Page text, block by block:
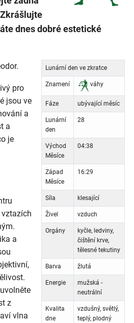
dnes dobré estetické
Lunární den ve zkratce
Znamení váhy
Fáze ubývající měsíc
Lunární
den
28
Východ
Měsíce
04:38
Západ
Měsíce
16:29
Síla klesající
Živel vzduch
Orgány
kyčle, ledviny,
čištění krve,
tělesné tekutiny
Barva žlutá
Energie
mužská -
neutrální
Kvalita
dne
vzdušný, světlý,
teplý, plodný
pro
jsou ve
a
a
je
a
z
vlna